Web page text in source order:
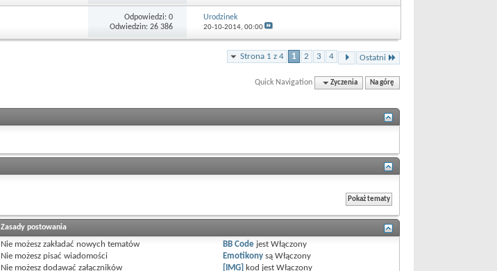
Odpowiedzi: 0
Odwiedzin: 26 386
Urodzinek
20-10-2014, 00:00
Strona 1 z 4 1 2 3 4 Ostatni
Quick Navigation Zyczenia Na górę
Zasady postowania
Nie możeszzakładać nowych tematów
Nie możeszpisać wiadomości
Nie możeszdodawać załączników
BB Code jestWłączony
Emotikony sąWłączony
[IMG] kod jestWłączony